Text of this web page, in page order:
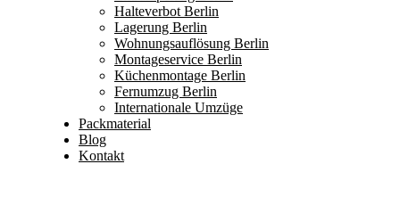
Halteverbot Berlin
Lagerung Berlin
Wohnungsauflösung Berlin
Montageservice Berlin
Küchenmontage Berlin
Fernumzug Berlin
Internationale Umzüge
Packmaterial
Blog
Kontakt